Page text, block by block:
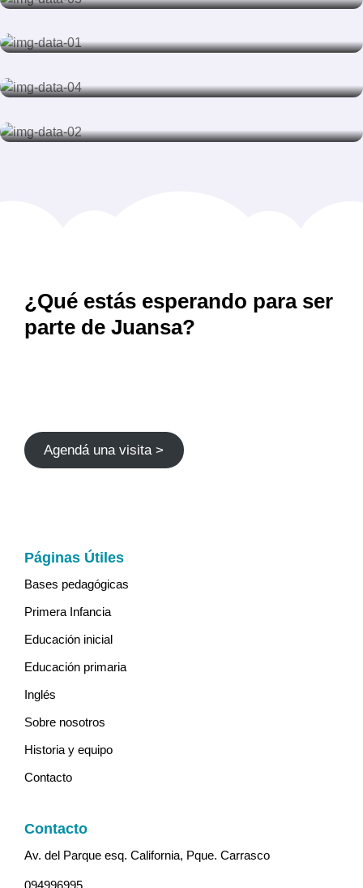
Color Matching
SKILLS
Drawing
Learning Disciplines
¿Qué estás esperando para ser
parte de Juansa?
Agendá una visita >
Páginas Útiles
Bases pedagógicas
Primera Infancia
Educación inicial
Educación primaria
Inglés
Sobre nosotros
Historia y equipo
Contacto
Contacto
Av. del Parque esq. California, Pque. Carrasco
094996995